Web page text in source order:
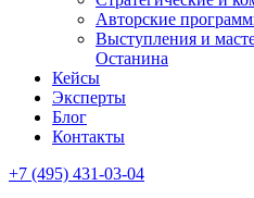
Авторские
Выступления и
Останина
Кейсы
Эксперты
Блог
Контакты
+7 (495) 431-03-04